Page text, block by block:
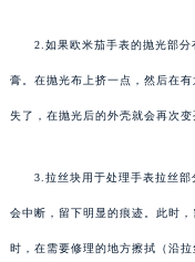
2.如果欧米茄手表的抛光部分
膏。在抛光布上挤一点，然后在
失了，在抛光后的外壳就会再次变
3.拉丝块用于处理手表拉丝部
会中断，留下明显的痕迹。此时
时，在需要修理的地方擦拭（沿拉